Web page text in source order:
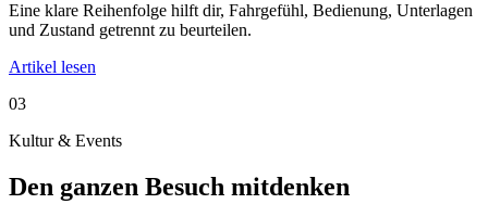
Eine klare Reihenfolge hilft dir, Fahrgefühl, Bedienung, Unterlagen
und Zustand getrennt zu beurteilen.
Artikel lesen
03
Kultur & Events
Den ganzen Besuch mitdenken